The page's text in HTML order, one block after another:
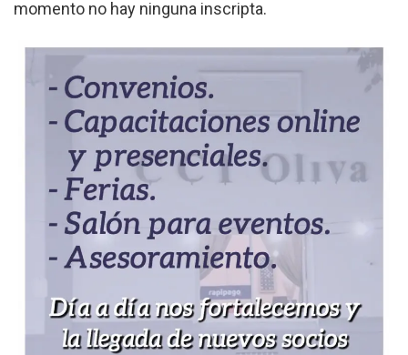
momento no hay ninguna inscripta.